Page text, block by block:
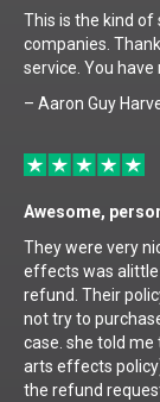
This is the kind of
companies.
service. You
– Aaron Guy
Awesome,
They were very
effects was alittle
refund. Their
not try to
case. she told me
arts effects
the refund